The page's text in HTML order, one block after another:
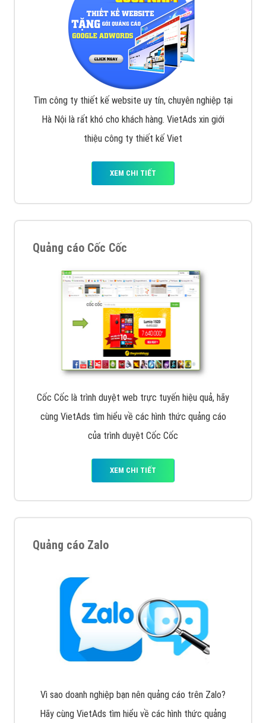
Tìm công ty thiết kế website uy tín, chuyên nghiệp tại
Hà Nội là rất khó cho khách hàng. VietAds xin giới
thiệu công ty thiết kế Viet
XEM CHI TIẾT
Quảng cáo Cốc Cốc
Cốc Cốc là trình duyệt web trực tuyến hiệu quả, hãy
cùng VietAds tìm hiểu về các hình thức quảng cáo
của trình duyệt Cốc Cốc
XEM CHI TIẾT
Quảng cáo Zalo
Vì sao doanh nghiệp bạn nên quảng cáo trên Zalo?
Hãy cùng VietAds tìm hiểu về các hình thức quảng